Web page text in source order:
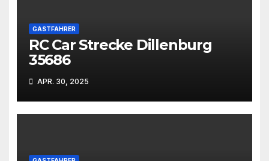
GASTFAHRER
RC Car Strecke Dillenburg
35686
APR. 30, 2025